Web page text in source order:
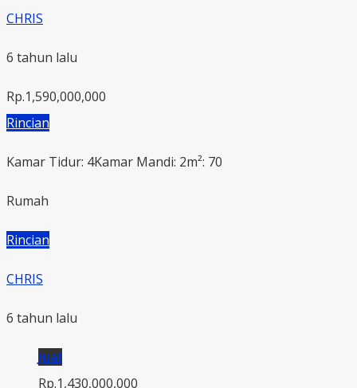
CHRIS
6 tahun lalu
Rp.1,590,000,000
Rincian
Kamar Tidur: 4Kamar Mandi: 2m²: 70
Rumah
Rincian
CHRIS
6 tahun lalu
Jual
Rp.1,430,000,000